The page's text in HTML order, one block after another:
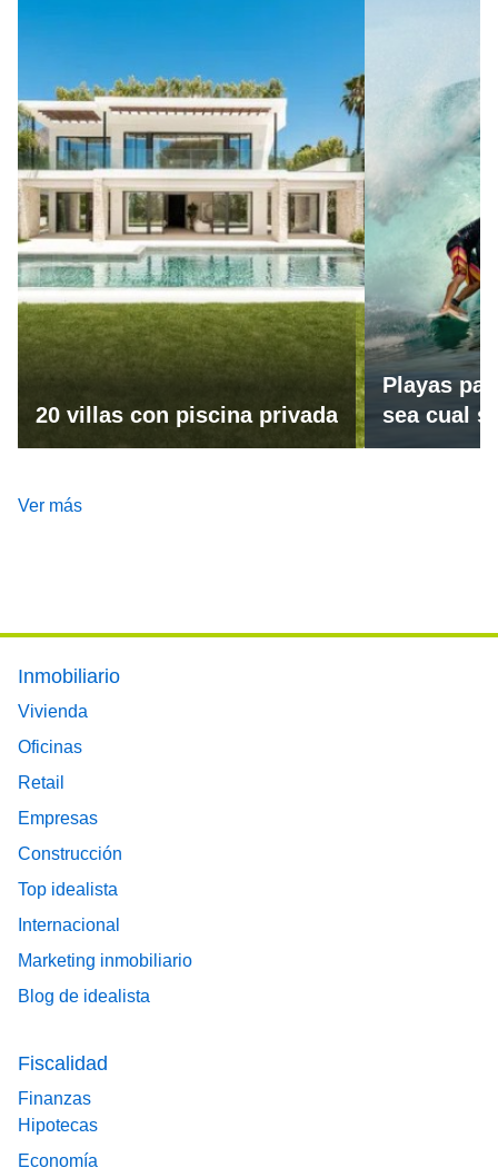
20 villas con piscina privada
Playas
sea cual
Ver más
Footer main menu
Inmobiliario
Vivienda
Oficinas
Retail
Empresas
Construcción
Top idealista
Internacional
Marketing inmobiliario
Blog de idealista
Fiscalidad
Finanzas
Hipotecas
Economía